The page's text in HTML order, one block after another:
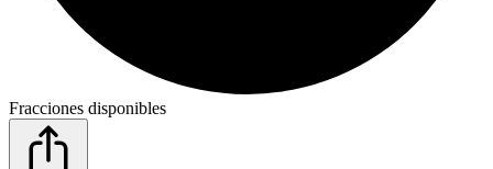
Fracciones disponibles